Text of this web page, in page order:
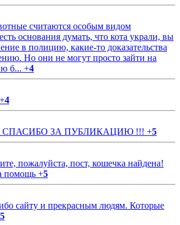
считаются особым видом
основания думать, что кота украли, вы
в полицию, какие-то доказательства
Но они не могут просто зайти на
б... +4
+4
ЗА ПУБЛИКАЦИЮ !!! +5
пожалуйста, пост, кошечка найдена!
помощь +5
сайту и прекрасным людям. Которые
5